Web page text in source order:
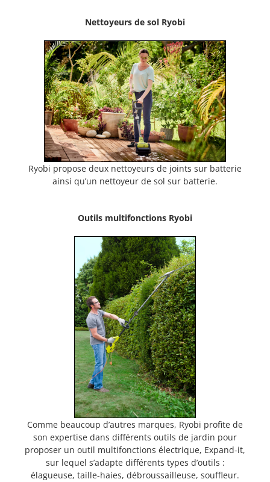
Nettoyeurs de sol Ryobi
Ryobi propose deux nettoyeurs de joints sur batterie
ainsi qu’un nettoyeur de sol sur batterie.
Outils multifonctions Ryobi
Comme beaucoup d’autres marques, Ryobi profite de
son expertise dans différents outils de jardin pour
proposer un outil multifonctions électrique, Expand-it,
sur lequel s’adapte différents types d’outils :
élagueuse, taille-haies, débroussailleuse, souffleur.